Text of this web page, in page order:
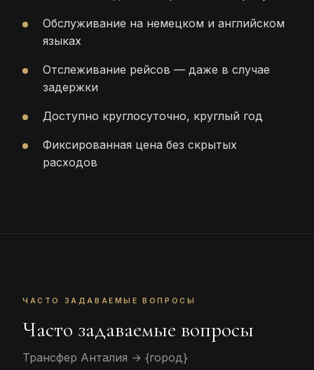
Обслуживание на немецком и английском
языках
Отслеживание рейсов — даже в случае
задержки
Доступно круглосуточно, круглый год
Фиксированная цена без скрытых
расходов
ЧАСТО ЗАДАВАЕМЫЕ ВОПРОСЫ
Часто задаваемые вопросы
Трансфер Анталия → {город}